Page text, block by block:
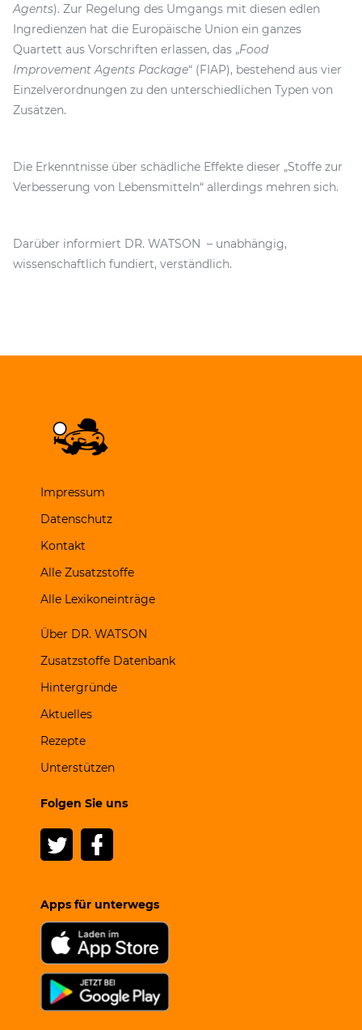
Agents). Zur Regelung des Umgangs mit diesen edlen
Ingredienzen hat die Europäische Union ein ganzes
Quartett aus Vorschriften erlassen, das „Food
Improvement Agents Package“ (FIAP), bestehend aus vier
Einzelverordnungen zu den unterschiedlichen Typen von
Zusätzen.
Die Erkenntnisse über schädliche Effekte dieser „Stoffe zur
Verbesserung von Lebensmitteln“ allerdings mehren sich.
Darüber informiert DR. WATSON – unabhängig,
wissenschaftlich fundiert, verständlich.
Impressum
Datenschutz
Kontakt
Alle Zusatzstoffe
Alle Lexikoneinträge
Über DR. WATSON
Zusatzstoffe Datenbank
Hintergründe
Aktuelles
Rezepte
Unterstützen
Folgen Sie uns
Apps für unterwegs